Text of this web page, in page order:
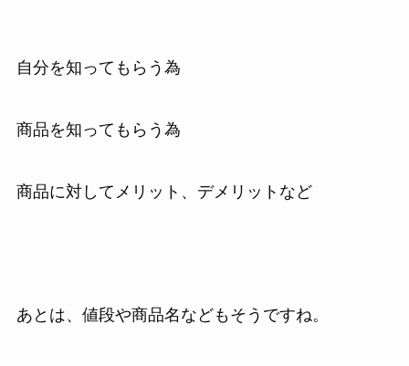
自分を知ってもらう為
商品を知ってもらう為
商品に対してメリット、デメリットなど
あとは、値段や商品名などもそうですね。